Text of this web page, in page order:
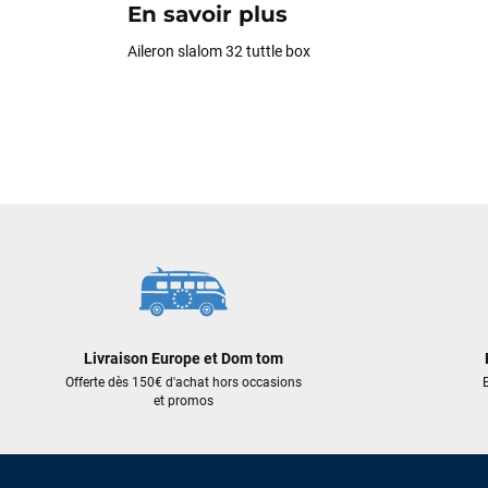
En savoir plus
Aileron slalom 32 tuttle box
Livraison Europe et Dom tom
Offerte dès 150€ d'achat hors occasions
et promos